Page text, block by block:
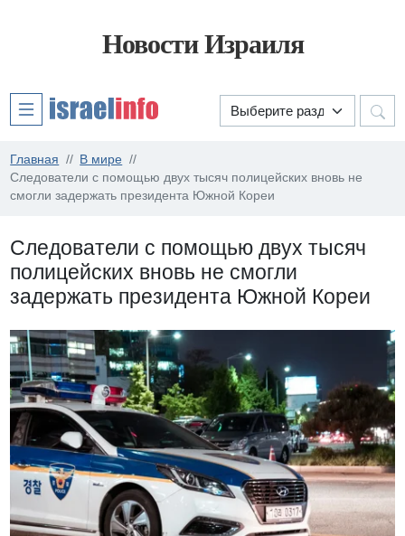
Новости Израиля
Главная
В мире
Следователи с помощью двух тысяч полицейских вновь не
смогли задержать президента Южной Кореи
Следователи с помощью двух тысяч
полицейских вновь не смогли
задержать президента Южной Кореи